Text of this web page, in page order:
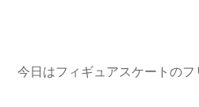
今日はフィギュアスケートの